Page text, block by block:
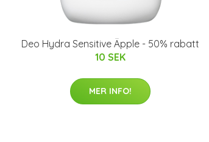
Deo Hydra Sensitive Äpple - 50% rabatt
10 SEK
MER INFO!